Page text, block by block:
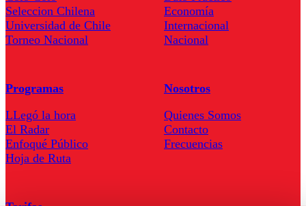
Seleccion Chilena
Universidad de Chile
Torneo Nacional
Economía
Internacional
Nacional
Programas
LLegó la hora
El Radar
Enfoqué Público
Hoja de Ruta
Nosotros
Quienes Somos
Contacto
Frecuencias